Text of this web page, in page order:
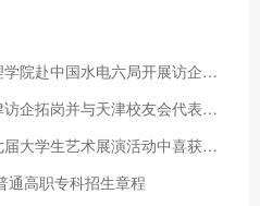
华北水利水电大学公共管理学院赴中国水电六局开展访企拓岗促就业活动
郑州大学李成伟带队赴天津访企拓岗并与天津校友会代表座谈
河南科技学院在河南省第七届大学生艺术展演活动中喜获佳绩
通高职专科招生章程